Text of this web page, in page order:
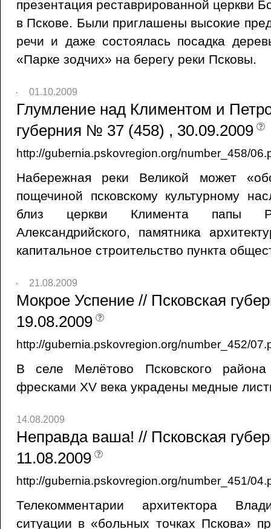
презентация реставрированной церкви
в Пскове. Были приглашены высокие
речи и даже состоялась посадка
«Парке зодчих» на берегу реки Псковы.
01.10.2009
Глумление над Климентом и
губерния № 37 (458) , 30.09.2009
http://gubernia.pskovregion.org/number_458/
Набережная реки Великой может
пощечиной псковскому культурному
близ церкви Климента папы
Александрийского, памятника
капитальное строительство пункта
21.08.2009
Мокрое Успение // Псковская
19.08.2009
http://gubernia.pskovregion.org/number_452/
В селе Мелётово Псковского
фресками XV века украдены медные
14.08.2009
Неправда ваша! // Псковская
11.08.2009
http://gubernia.pskovregion.org/number_451/
Телекомментарии архитектора
ситуации в «больных точках Пскова»